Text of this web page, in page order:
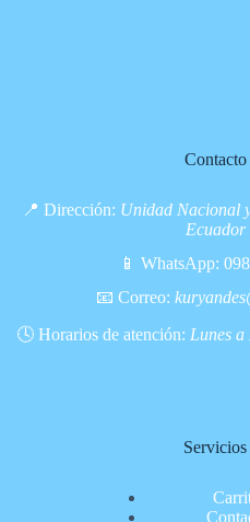
Contacto
📍 Dirección: Unidad Nacional
Ecuador
📱 WhatsApp:
📧 Correo:
🕓 Horarios de atención: Lunes
Servicios